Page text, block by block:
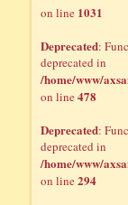
on line 1031
Deprecated:
deprecated in
/home/www/
on line478
Deprecated:
deprecated in
/home/www/
on line294